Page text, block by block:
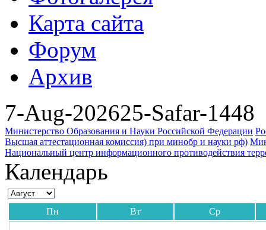
Карта сайта
Форум
Архив
7-Aug-202625-Safar-1448
Министерство Образования и Науки Российской Федерации
Высшая аттестационная комиссия) при минобр и науки рф)
Национальный центр информационного противодействия
Календарь
Пн Вт Ср